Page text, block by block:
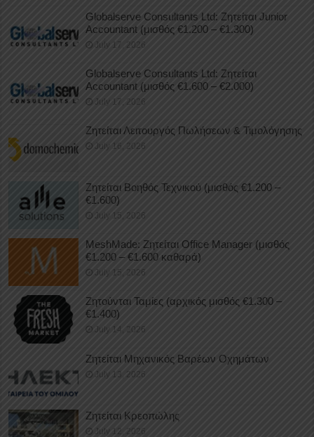
Globalserve Consultants Ltd: Ζητείται Junior
Accountant (μισθός €1.200 – €1.300)
July 17, 2026
Globalserve Consultants Ltd: Ζητείται
Accountant (μισθός €1.600 – €2.000)
July 17, 2026
Ζητείται Λειτουργός Πωλήσεων & Τιμολόγησης
July 16, 2026
Ζητείται Βοηθός Τεχνικού (μισθός €1.200 –
€1.600)
July 15, 2026
MeshMade: Ζητείται Office Manager (μισθός
€1.200 – €1.600 καθαρά)
July 15, 2026
Ζητούνται Ταμίες (αρχικός μισθός €1.300 –
€1.400)
July 14, 2026
Ζητείται Μηχανικός Βαρέων Οχημάτων
July 13, 2026
Ζητείται Κρεοπώλης
July 12, 2026